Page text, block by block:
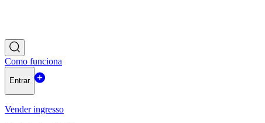
Como funciona
Entrar
Vender ingresso